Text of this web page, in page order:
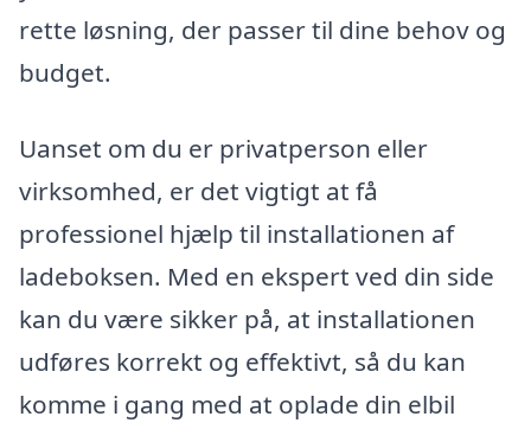
rette løsning, der passer til dine behov og
budget.
Uanset om du er privatperson eller
virksomhed, er det vigtigt at få
professionel hjælp til installationen af
ladeboksen. Med en ekspert ved din side
kan du være sikker på, at installationen
udføres korrekt og effektivt, så du kan
komme i gang med at oplade din elbil